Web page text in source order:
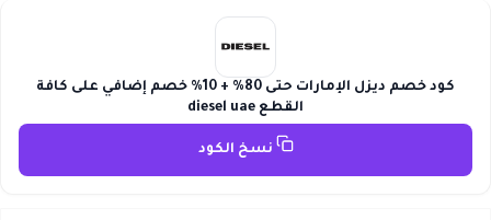
كود خصم ديزل الإمارات حتى 80% + 10% خصم إضافي على كافة
القطع diesel uae
نسخ الكود